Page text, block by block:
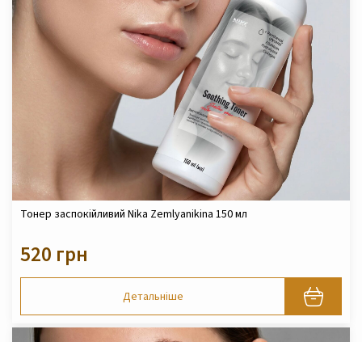
Тонер заспокійливий Nika Zemlyanikina 150 мл
520 грн
Детальніше